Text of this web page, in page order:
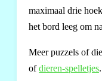
maximaal drie
het bord leeg om
Meer puzzels of
ofdieren-spelletjes.